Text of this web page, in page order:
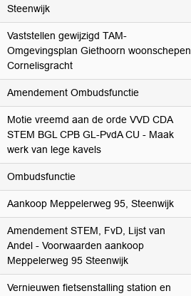
Steenwijk
Vaststellen gewijzigd TAM-
Omgevingsplan Giethoorn woonschepen
Cornelisgracht
Amendement Ombudsfunctie
Motie vreemd aan de orde VVD CDA
STEM BGL CPB GL-PvdA CU - Maak
werk van lege kavels
Ombudsfunctie
Aankoop Meppelerweg 95, Steenwijk
Amendement STEM, FvD, Lijst van
Andel - Voorwaarden aankoop
Meppelerweg 95 Steenwijk
Vernieuwen fietsenstalling station en